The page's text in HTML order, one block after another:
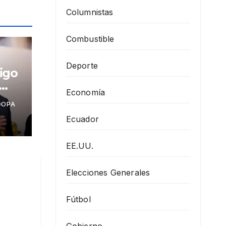
Columnistas
Combustible
Deporte
Economía
Ecuador
EE.UU.
Elecciones Generales
Fútbol